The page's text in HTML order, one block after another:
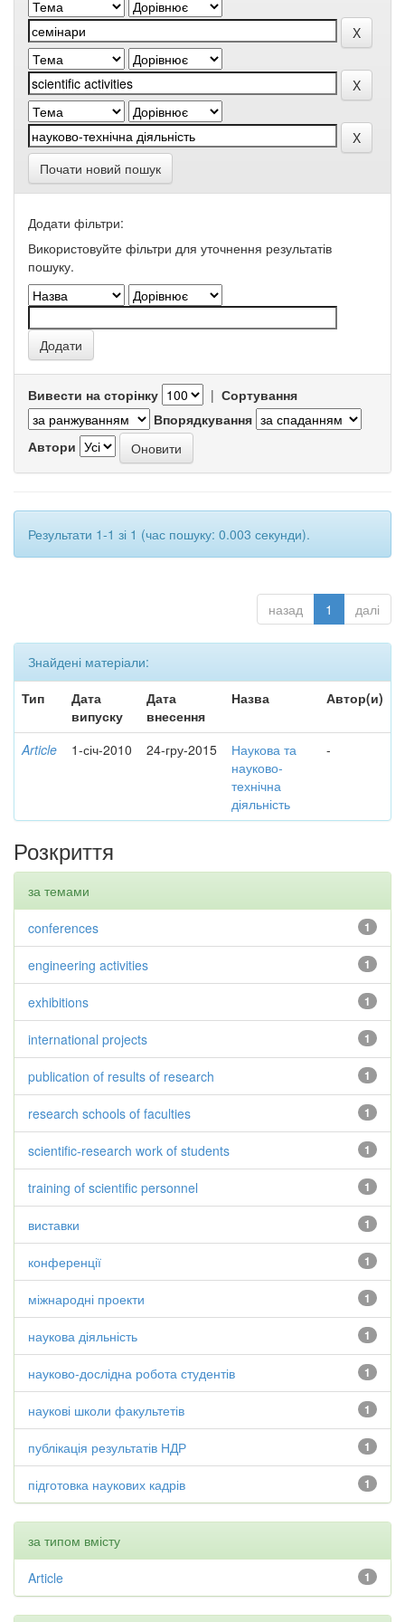
Почати новий пошук
Додати фільтри:
Використовуйте фільтри для уточнення результатів
пошуку.
Вивести на сторінку | Сортування
Впорядкування
Автори
Результати 1-1 зі 1 (час пошуку: 0.003 секунди).
назад 1 далі
Знайдені матеріали:
Тип
Дата
випуску
Дата
внесення
Назва Автор(и)
Article 1-січ-2010 24-гру-2015
Наукова та
науково-
технічна
діяльність
-
Розкриття
за темами
1
conferences
1
engineering activities
1
exhibitions
1
international projects
1
publication of results of research
1
research schools of faculties
1
scientific-research work of students
1
training of scientific personnel
1
виставки
1
конференції
1
міжнародні проекти
1
наукова діяльність
1
науково-дослідна робота студентів
1
наукові школи факультетів
1
публікація результатів НДР
1
підготовка наукових кадрів
за типом вмісту
1
Article